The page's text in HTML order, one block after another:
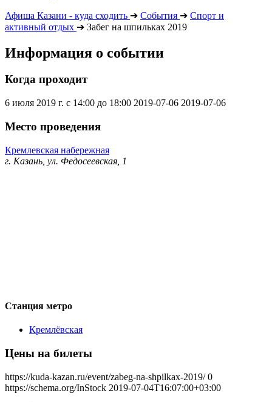
Афиша Казани - куда сходить ➔ События ➔ Спорт и
активный отдых ➔ Забег на шпильках 2019
Информация о событии
Когда проходит
6 июля 2019 г. с 14:00 до 18:00 2019-07-06 2019-07-06
Место проведения
Кремлевская набережная
г. Казань, ул. Федосеевская, 1
Станция метро
Кремлёвская
Цены на билеты
https://kuda-kazan.ru/event/zabeg-na-shpilkax-2019/ 0
https://schema.org/InStock 2019-07-04T16:07:00+03:00